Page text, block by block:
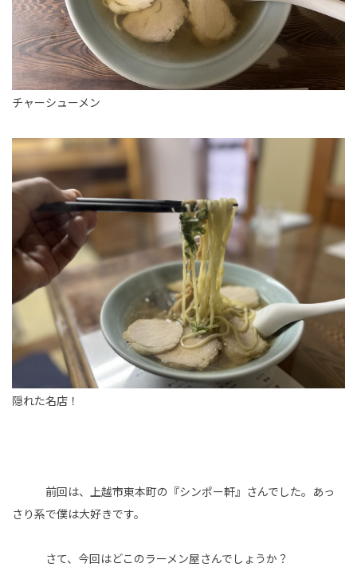
チャーシューメン
隠れた名店！
前回は、上越市東本町の『シンポー軒』さんでした。あっ
さり系で僕は大好きです。
さて、今回はどこのラーメン屋さんでしょうか？